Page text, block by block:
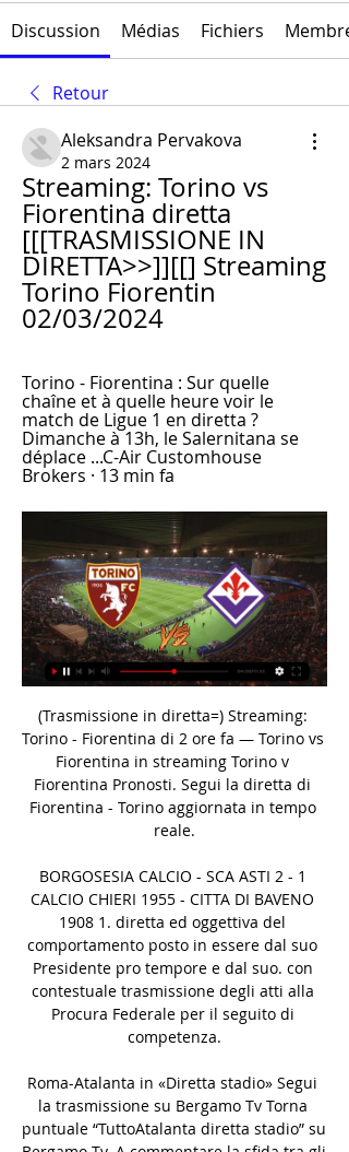
Discussion Médias Fichiers
Retour
Aleksandra Pervakova
2 mars 2024
Streaming: Torino vs
Fiorentina diretta
[[[TRASMISSIONE IN
DIRETTA>>]][[] Streaming
Torino Fiorentin
02/03/2024
Torino - Fiorentina : Sur quelle
chaîne et à quelle heure voir le
match de Ligue 1 en diretta ?
Dimanche à 13h, le Salernitana se
déplace ...C-Air Customhouse
Brokers · 13 min fa
(Trasmissione in diretta=) Streaming: Torino - Fiorentina di 2 ore fa — Torino vs Fiorentina in streaming Torino v Fiorentina Pronosti. Segui la diretta di Fiorentina - Torino aggiornata in tempo reale.

BORGOSESIA CALCIO - SCA ASTI 2 - 1 CALCIO CHIERI 1955 - CITTA DI BAVENO 1908 1. diretta ed oggettiva del comportamento posto in essere dal suo Presidente pro tempore e dal suo. con contestuale trasmissione degli atti alla Procura Federale per il seguito di competenza.

Roma-Atalanta in «Diretta stadio» Segui la trasmissione su Bergamo Tv Torna puntuale “TuttoAtalanta diretta stadio” su Bergamo Tv. A commentare la sfida tra gli atalantini e il Sassuolo, a partire dalle 14,15 fino alle 18 di sabato, l’ ex attaccante nerazzurro e adesso in forza al Pontisola, Inacio Joelson; i giornalisti Arturo Zambaldo e Osvaldo Palazzini; l’ opinionista Demetrio.

CAGLIARI - Dopo l'ufficialità del suo ritorno in rossoblù a distanza di oltre cinque anni, il Cagliari presenta ufficialmente Radja Nainggolan. In conferenza, nella sala stampa della Sardegna Arena, presente accanto al centrocampista belga prelevato in prestito dall'Inter, il numero uno degli

giorgio rossi - lifenet onlus nazionale;internazionale;regionale comitato lifenet onlus www.lifenetonlus.org manifestazioni direzione generale agricoltura, alimentazione e sistemi verdi patrocinio fiera agricola di calvisano e sagra della beata cristina il comune di calvisano fa parte dell'ambito distrettuale 10 della provicnia di brescia bassa.

Sono state trovate 101 offerte di lavoro per Vendita diretta Novara; Wickedin Lavoro propone annunci Lavoro Vendita Diretta Novara dai migliori portali di lavoro in Italia

LE BRAGHE CORTE HEY HEY HEY Etichetta: Maninalto! Records - Distribuzione: Venus Dischi Qualcuno se li ricorderà agli esordi con la loro formula di Power Ska …

Dove vedere in TV e in streaming Empoli-Frosinone. La partita sarà trasmessa in diretta su DAZN, che potrete anche seguire tramite pc, laptop, tablet o smartphone grazie a tale servizio di streaming. L'articolo Empoli-Frosinone probabili formazioni, radiocronaca e dove vederla in TV e streaming …

!☆[DIRETTA@GRATIS!]*Torino Fiorentina In 1 giorno fa — Torino-Fiorentina, formazioni e dove vedere la partita in diretta tv e streaming contro la Fiorentina, contro cui la squadra di Juric aveva ...

Trova prezzi e orari dei treni da Porto Sant'Elpidio a Montesilvano Marina, confronta le offerte di Trenitalia e ItaloTreno e prenota i biglietti in pochi clic su Wanderio.

Roma – Seconda sconfitta consecutiva in campionato per il Torrino: al TSC la Virtus Fenice vince meritatamente la partita per 5-4. Non ci sono attenuanti per le assenze, gli infortuni e le squalifiche per spiegare il momento no del Torrino, con la squadra che non riesce ad esprimersi come nelle

Fiorentina diretta gratis Torino Fiorentina in dire | Group 21 minuti fa — Torino vs Fiorentina diretta tv [IN LINEA 9 ore fa — Torna a giocare in campionato la Fiorentina e lo fa all'Olimpico Grande Torino contro i ...

Il ristorante La Rotonda di Porto Sant'Elpidio è famoso per le sue specialità di pesce. Contattaci per prenotare un tavolo e scopri le delizie del mare!

Les Chambres Questa zona è un'ottima scelta per i viaggiatori interessati alla pizza, ai giri turistici e alla storia – Controlla la posizione 381 Corso Umberto I 381 Scala B Piano 2°, Stazione Centrale, 80142 Napoli, Italia – Questa zona è un'ottima scelta per i viaggiatori interessati alla pizza, ai …

Arzachena 54 Monterosi 53 Rieti 52 Albalonga 49 L'Aquila 47 Ostia Mare 46 Nuorese 44 V.A. Sansepolcro 44 Avezzano 39 Trestina 33 Flaminia 33 Lanusei 28 Latte Dolce 27 San Teodoro 24 Muravera 20 Torres 19 Città di Castello 17 Foligno ESCLUSO Nella foto Josef De Santis in chiusura su Mattia Ridolfi .

Torino-Fiorentina, formazioni e dove vedere la partita in diretta 12 ore fa — Dove vedere Torino-Fiorentina: streaming e diretta tv. Il match tra contro una diretta concorrente. Una sfida che vale doppio o quasi a ...

Streaming Torino ACF Fiorentina in diretta gratis Diretta To 1 ora fa — La partita tra Torino e Fiorentina si gioca oggi, sabato 2 marzo alle 20.45 e sarà in diretta su Sky: canali Sky Sport Calcio, Sky Sport 251

me. O, per fare un ultimo esempio, il pro-getto “rifugiato a casa mia” in un contesto di sospetto e di rifiuto verso il profugo. Le opere-segno esigono molto discernimen-to, capacità di lettura evangelica e profe-tica del territorio, umiltà di avviare i pro-cessi senza pretendere risultati immedia-ti e …

1a giornata di andata Serie A3 Credem Banca Girone Bianco Sabato 19 ottobre 2019, ore 20.30 Tinet Gori Wines Prata di Pordenone – UniTrento Diretta streaming su Legavolley.tv Domenica 20 ottobre 2019, ore 18.00 BAM Acqua S.Bernardo Cuneo – Invent San Donà di Piave Diretta streaming su Legavolley.tv

Trova le ultime quote su Cjarlins Muzane - ArzignanoChiampo Calcio con SmartBets. Raggiungi SmartBets e personalizza il tuo account per ottenere il massimo.

Per il campionato di basket 2017-2018, va in scena alle ore 20.45 di sabato 14 ottobre, la gara Witt-Acqua San Bernardo-Alba Paffoni Omegna valida per la Serie B. Se si è interessati a seguire in diretta la partita, ecco tutte le modalità per farlo. Il match Witt-Acqua San Bernardo-Alba Paffoni

Porto Sant'elpidio, Palio Del Mare A Porto Sant'elpidio: Il programma con gli orari e le date di quando si svolge l'evento, i contatti e le indicazioni utili per come arrivare e partecipare alla manifestazione.

Streaming: Torino ACF Fiorentina diretta tv Calcio: Fiorenti 11 ore fa — (Trasmissione in diretta=) Streaming: Torino - Fiorentina diretta tv ΑΓΩΝΙΣΤΙΚΗ Α 15 ΕΤΩΝ ΚΑΙ ΑΝΩ 2 marzo 2024 4 ore fa — (in diretta ...

Avellino-Trastevere, come seguire il match in tv e streaming. Avellino-Trastevere, info tv e streaming. Come di consueto in questa stagione per i match casalinghi dei lupi non è prevista copertura televisiva. Sarà possibile vedere la partita su Irpinia Tv e Sportchannel in differita, nella serata di oggi.

Milano (askanews) - Dalla sabbia alla neve, fra schiacciate e ricezioni. In Italia si sta per concludere il primo tour italiano di Snow Volley, disciplina nata in Russia che si sta diffondendo rapidamente sulle montagne europee. Dopo San Sicario, in Piemonte, e …

d errico attilio (sasso marconi 1924 s.r.l.) di dato vincenzo (turris calcio) farinelli roberto (portici 1906 a r.l.) toscani. sampaolesi yuri (jesina calcio srl) (lentigione calcio) crescenzi cristian barreca marco (mezzolara) (montegiorgio calcio a.r.l) marziali lorenzo

Roma-Porto: foto FOTO 1 di 90. tag: champions, porto, roma, LE PIÙ VISTE DELLA SETTIMANA Calcio-SSCNapoli «Il Mattino Football Team», la nuova trasmissione sul Napoli. Italia. Pozzuoli, via Cuma Licola modo originale "fai da te" per segnal... Italia. Rifiuti …

Roccella Jonica e l'Istituto Tecnico Agrario di Caulonia dall'1 settembre 2012 entrano a far parte dell'IIS "Umberto Zanotti Bianco" di Marina di Gioiosa Jonica Il presente sito, attivo da giugno 2006, rimane in linea come archivio delle attività svolte _____

#$#!*DIRETTA-LIVE*Fiorentina-Torino in diretta Calcio Tv 11 ore fa — [GUARDARE LA TV] Torino ACF Fiorentina in diretta streaming Fiorentina - Torino 1-0, la sintesi della partita - RaiNews 2 marzo 2024 1 ...

- Settecalcio.it il portale del calcio dilettantistico umbro. Inserisci la tua email per votare. Puoi votare solo una volta per questo sondaggio e la tua email deve essere valida.

Confrontare le quote Islanda Inghilterra del 25/09/2018 disponibili sui siti di scommesse per scommettere alla miglior quota e seguire la partita in diretta.

Riccardo Bonadio infiamma nuovamente il centrale e davanti a un pubblico gremito nonostante la calura dell’ora di pranzo, centra il main draw superando in tre set …

[DIRETTA] Torino Fiorentina IN DIRETTA TV e Streaming Guarda Fiorentina - Torino Live e On Demand su DAZN IT con 2 dispositivi diversi contemporaneamente e connetti fino a 6 dispositivi.

Il primo match del turno infrasettimanale “natalizio” di Serie A si giocherà alle 12.30 allo Stirpe tra Frosinone e Milan. Frosinone Milan Probabili Formazioni: dove vederla in diretta tv e streaming Una sfida tra squadre che hanno obiettivi diversi ma che stanno vivendo un momento a dir poco difficile.

L'ex Salernitana ricopre il ruolo di centrale al fianco di Caldirola 2' Inizio sin da subito intenso, con le due squadre che non risparmiamo colpi proibiti Ore 18:03 Comincia la partita. Benevento.

Il punteggio in tempo reale: Hellas Verona vs Ascoli Picchio FC 1898 nei giochi Serie B. Presentiamo il risultato in tempo reale, le formazioni in pre-partita e la tabella sempre attuale

Potenza-Casertana sarà trasmessa in diretta TV. Tra i match che saranno trasmetti in diretta televisiva per la 18° giornata di Serie C, è stato scelto un incontro del raggruppamento meridionale.

^$+!=^>[#TV+]Torino Fiorentina Diretta In Diretta Streaming 10 ore fa — Torna a giocare in campionato la Fiorentina e lo fa all'Olimpico Grande Torino contro i granata di Juric. La prossima partita della ...

Sabato 23 marzo diretta di Italia-Finlandia su Rai 1 e RaiPlay. Torna in campo la Nazionale di Roberto Mancini. Dopo l'ultimo incontro amichevole disputato il 20 novembre dello scorso anno contro gli Stati Uniti, sabato sera gli 'Azzurri' scenderanno in campo a Udine contro la Finlandia.

Al 25’ Piraccini servito da Artiglia sulla linea della porta di Bastianelli non riesce a concludere in rete, mentre alla mezz’ora il calcio di rigore concesso per atterramento in area di Sistino non è trasformato da Musso. Ci prova ancora al 40’ Kambo, ma è bravo il numero 1 bianconero a deviare in angolo.

Photos from La Bottega dello Speziale's post >. e Maurizio Lorenzetti che ci condurrà in un viaggio attraverso tutte le peculiarità di una vera chicca del nostro territorio lo zafferano rosso superiore di Verona.. Per informazioni e per iscrizioni contattare Giorgio Girelli:

"Un tema da affrontare - scrivono chiedendo